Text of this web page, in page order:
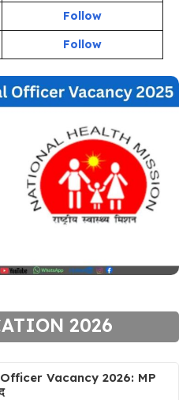
Follow
Follow
2026
Vacancy 2026: MP